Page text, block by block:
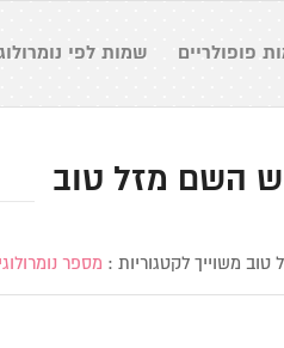
פופולריים שמות לפי
השם מזל טוב
טוב משוייך לקטגוריות : מספר נומרולוגי